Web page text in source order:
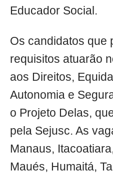
Educador Social.
Os candidatos que
requisitos atuarão
aos Direitos,
Autonomia e
o Projeto Delas,
pela Sejusc. As
Manaus,
Maués, Humaitá,